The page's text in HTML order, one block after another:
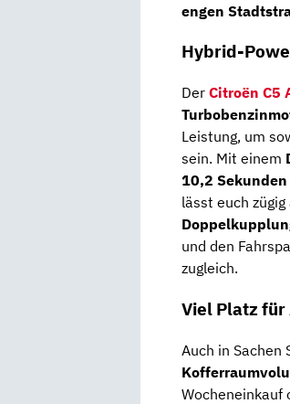
engen
Hybrid-
Der Citroën C5
Leistung, um
sein. Mit einem
10,2
lässt euch
und den
zugleich.
Viel Platz
Auch in Sachen
Wocheneinkauf